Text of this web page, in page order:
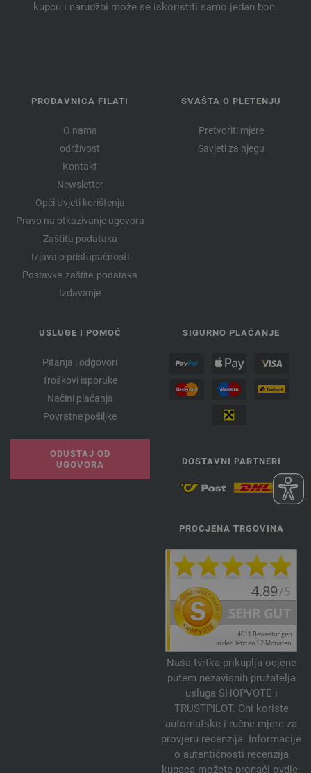
kupcu i narudžbi može se iskoristiti samo jedan bon.
PRODAVNICA FILATI
O nama
održivost
Kontakt
Newsletter
Opći Uvjeti korištenja
Pravo na otkazivanje ugovora
Zaštita podataka
Izjava o pristupačnosti
Postavke zaštite podataka
Izdavanje
SVAŠTA O PLETENJU
Pretvoriti mjere
Savjeti za njegu
USLUGE I POMOĆ
Pitanja i odgovori
Troškovi isporuke
Načini plaćanja
Povratne pošiljke
ODUSTAJ OD
UGOVORA
SIGURNO PLAĆANJE
DOSTAVNI PARTNERI
PROCJENA TRGOVINA
Naša tvrtka prikuplja ocjene
putem nezavisnih pružatelja
usluga SHOPVOTE i
TRUSTPILOT. Oni koriste
automatske i ručne mjere za
provjeru recenzija. Informacije
o autentičnosti recenzija
kupaca možete pronaći ovdje: